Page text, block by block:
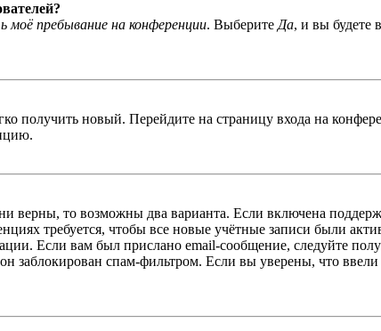
моё пребывание на конференции. Выберите Да, и вы будете
получить новый. Перейдите на страницу входа на
верны, то возможны два варианта. Если включена
требуется, чтобы все новые учётные записи были
Если вам был прислано email-сообщение, следуйте
заблокирован спам-фильтром. Если вы уверены, что ввели